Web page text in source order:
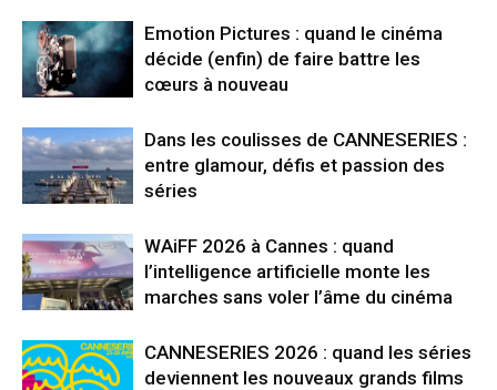
Emotion Pictures : quand le cinéma
décide (enfin) de faire battre les
cœurs à nouveau
Dans les coulisses de CANNESERIES :
entre glamour, défis et passion des
séries
WAiFF 2026 à Cannes : quand
l’intelligence artificielle monte les
marches sans voler l’âme du cinéma
CANNESERIES 2026 : quand les séries
deviennent les nouveaux grands films